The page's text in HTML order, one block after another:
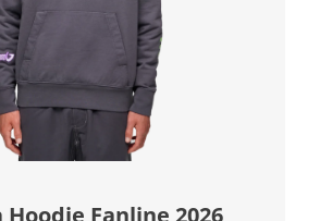
Hoodie Fanline 2026